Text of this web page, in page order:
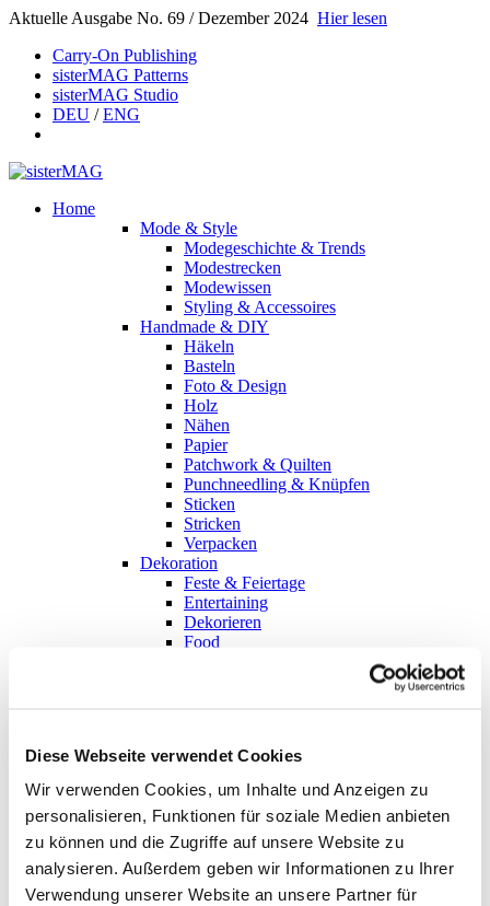
Diese Webseite verwendet Cookies
Wir verwenden Cookies, um Inhalte und Anzeigen zu
personalisieren, Funktionen für soziale Medien anbieten
zu können und die Zugriffe auf unsere Website zu
analysieren. Außerdem geben wir Informationen zu Ihrer
Verwendung unserer Website an unsere Partner für
Aktuelle Ausgabe No. 69 / Dezember 2024 Hier lesen
Carry-On Publishing
sisterMAG Patterns
sisterMAG Studio
DEU /ENG
Home
Mode & Style
Modegeschichte & Trends
Modestrecken
Modewissen
Styling & Accessoires
Handmade & DIY
Häkeln
Basteln
Foto & Design
Holz
Nähen
Papier
Patchwork & Quilten
Punchneedling & Knüpfen
Sticken
Stricken
Verpacken
Dekoration
Feste & Feiertage
Entertaining
Dekorieren
Food
Jobs
sisterMAG Magazin
Aktuelle Ausgabe
sisterMAG-Archiv
sisterMAG Patterns
sisterMAG ArtZine
zurück